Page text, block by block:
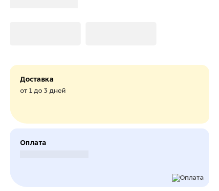
Доставка
от 1 до 3 дней
Оплата